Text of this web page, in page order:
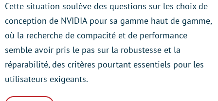
Cette situation soulève des questions sur les choix de
conception de NVIDIA pour sa gamme haut de gamme,
où la recherche de compacité et de performance
semble avoir pris le pas sur la robustesse et la
réparabilité, des critères pourtant essentiels pour les
utilisateurs exigeants.